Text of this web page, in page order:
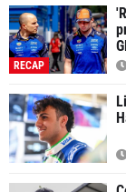
RECAP